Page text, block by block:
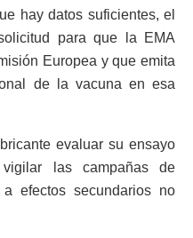
hay datos suficientes, el
para que la EMA
Europea y que emita
de la vacuna en esa
evaluar su ensayo
las campañas de
efectos secundarios no